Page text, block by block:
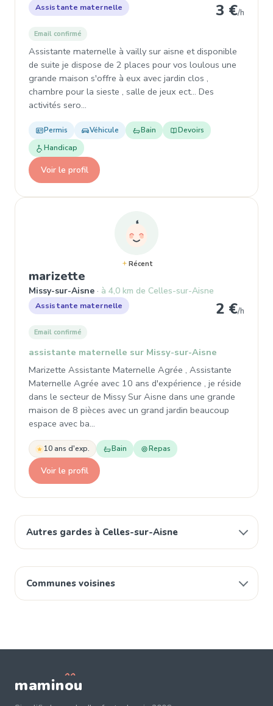
Autres gardes à Celles-sur-Aisne
Communes voisines
Assistante maternelle 3 €/h
Email confirmé
Assistante maternelle à vailly sur aisne et disponible
de suite je dispose de 2 places pour vos loulous une
grande maison s'offre à eux avec jardin clos ,
chambre pour la sieste , salle de jeux ect... Des
activités sero…
Permis Véhicule Bain
Devoirs
Handicap
Voir le profil
Récent
marizette
Missy-sur-Aisne à 4,0 km de Celles-sur-Aisne
Assistante maternelle 2 €/h
Email confirmé
assistante maternelle sur Missy-sur-Aisne
Marizette Assistante Maternelle Agrée , Assistante
Maternelle Agrée avec 10 ans d'expérience , je réside
dans le secteur de Missy Sur Aisne dans une grande
maison de 8 pièces avec un grand jardin beaucoup
espace avec ba…
10 ans d'exp. Bain Repas
Voir le profil
maminou